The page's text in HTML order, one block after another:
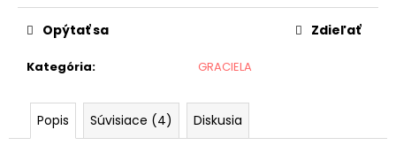
Kategória: GRACIELA
Opýtať sa Zdieľať
Popis Súvisiace (4) Diskusia
č
a
e
JAHODOVÉ
SRDCE